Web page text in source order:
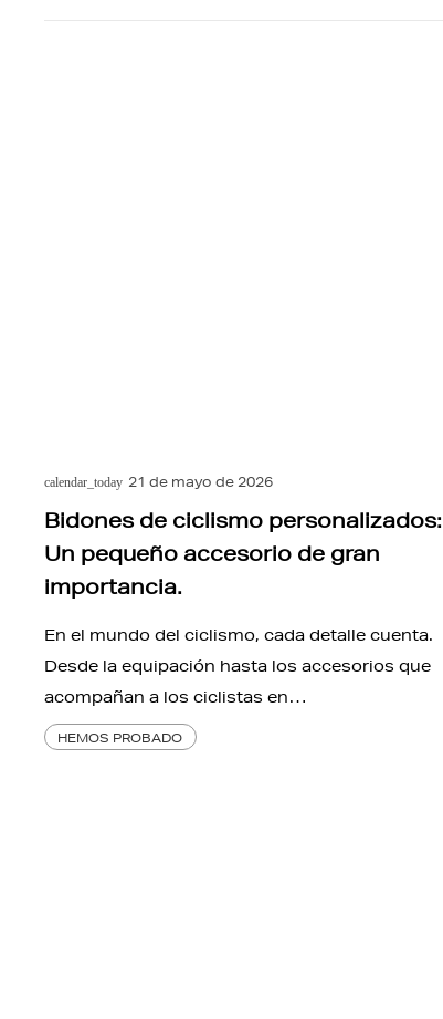
calendar_today 21 de mayo de 2026
Bidones de ciclismo personalizados:
Un pequeño accesorio de gran
importancia.
En el mundo del ciclismo, cada detalle cuenta.
Desde la equipación hasta los accesorios que
acompañan a los ciclistas en…
HEMOS PROBADO